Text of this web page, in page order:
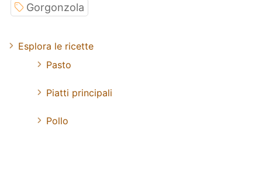
Gorgonzola
Esplora le ricette
Pasto
Piatti principali
Pollo